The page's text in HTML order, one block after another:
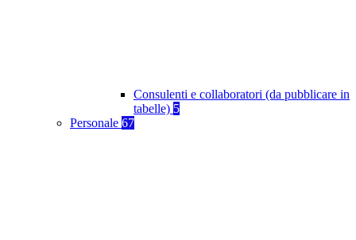
Consulenti e collaboratori (da pubblicare in
tabelle) 5
Personale 67